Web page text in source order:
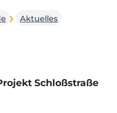
Aktuelles
Schloßstraße